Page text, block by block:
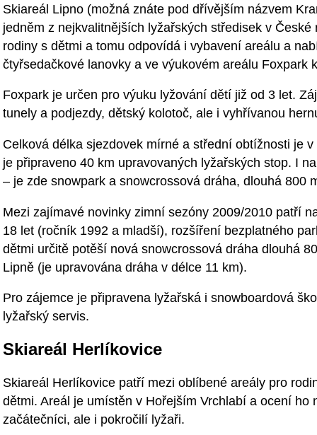
Skiareál Lipno (možná znáte pod dřívějším názvem
jedněm z nejkvalitnějších lyžařských středisek v
rodiny s dětmi a tomu odpovídá i vybavení areálu a
čtyřsedačkové lanovky a ve výukovém areálu Foxpark
Foxpark je určen pro výuku lyžování dětí již od 3 let.
tunely a podjezdy, dětský kolotoč, ale i vyhřívanou
Celková délka sjezdovek mírné a střední obtížnosti je
je připraveno 40 km upravovaných lyžařských stop. I
– je zde snowpark a snowcrossová dráha, dlouhá 800
Mezi zajímavé novinky zimní sezóny 2009/2010 patří
18 let (ročník 1992 a mladší), rozšíření bezplatného
dětmi určitě potěší nová snowcrossová dráha dlouhá
Lipně (je upravována dráha v délce 11 km).
Pro zájemce je připravena lyžařská i snowboardová
lyžařský servis.
Skiareál Herlíkovice
Skiareál Herlíkovice patří mezi oblíbené areály pro
dětmi. Areál je umístěn v Hořejším Vrchlabí a ocení ho
začátečníci, ale i pokročilí lyžaři.